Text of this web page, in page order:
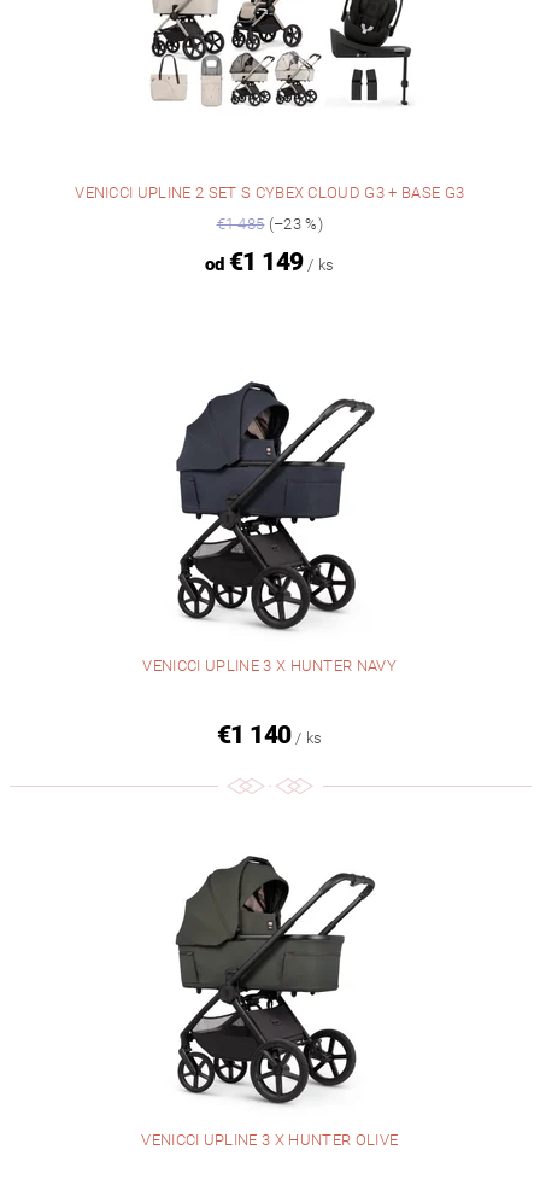
VENICCI UPLINE 2 SET S CYBEX CLOUD G3 + BASE G3
€1 485(–23 %)
od€1 149 / ks
VENICCI UPLINE 3 X HUNTER NAVY
€1 140 / ks
VENICCI UPLINE 3 X HUNTER OLIVE